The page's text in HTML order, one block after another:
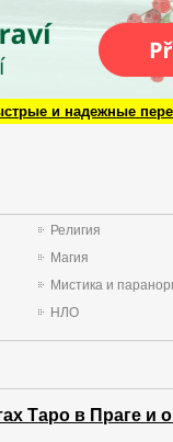
и надежные
Религия
Магия
Мистика и
НЛО
Таро в Праге и